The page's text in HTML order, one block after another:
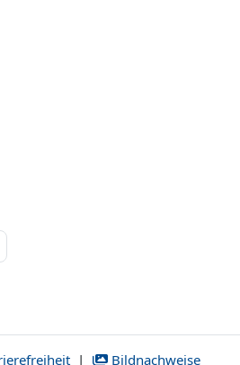
Sayfa
| Bildnachweise